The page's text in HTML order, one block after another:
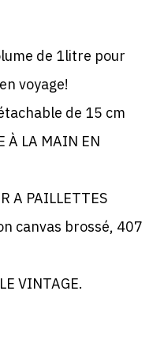
de 1litre pour
voyage!
de 15 cm
À LA MAIN EN
A PAILLETTES
canvas brossé, 407
VINTAGE.